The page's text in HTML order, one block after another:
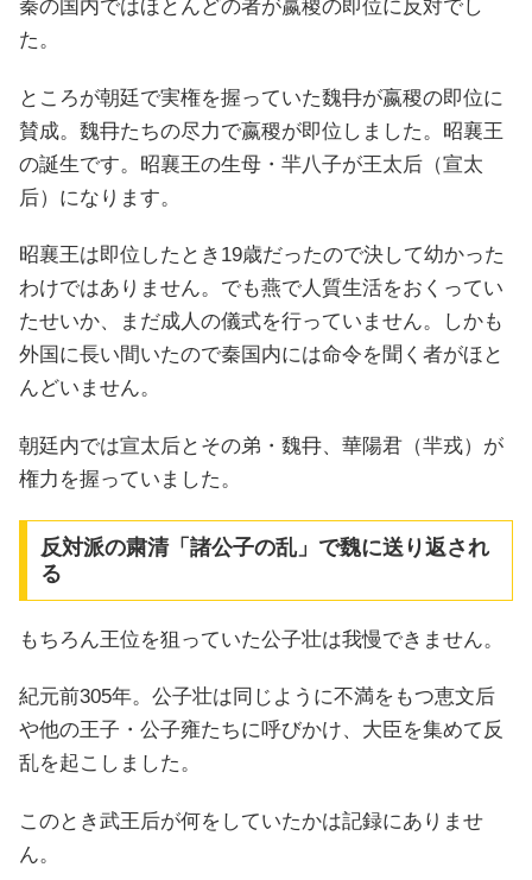
秦の国内ではほとんどの者が嬴稷の即位に反対でし
た。
ところが朝廷で実権を握っていた魏冄が嬴稷の即位に
賛成。魏冄たちの尽力で嬴稷が即位しました。昭襄王
の誕生です。昭襄王の生母・羋八子が王太后（宣太
后）になります。
昭襄王は即位したとき19歳だったので決して幼かった
わけではありません。でも燕で人質生活をおくってい
たせいか、まだ成人の儀式を行っていません。しかも
外国に長い間いたので秦国内には命令を聞く者がほと
んどいません。
朝廷内では宣太后とその弟・魏冄、華陽君（羋戎）が
権力を握っていました。
反対派の粛清「諸公子の乱」で魏に送り返され
る
もちろん王位を狙っていた公子壮は我慢できません。
紀元前305年。公子壮は同じように不満をもつ恵文后
や他の王子・公子雍たちに呼びかけ、大臣を集めて反
乱を起こしました。
このとき武王后が何をしていたかは記録にありませ
ん。